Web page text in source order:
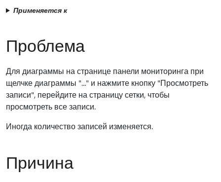
Применяется к
Проблема
Для диаграммы на странице панели мониторинга при
щелчке диаграммы "..." и нажмите кнопку "Просмотреть
записи", перейдите на страницу сетки, чтобы
просмотреть все записи.
Иногда количество записей изменяется.
Причина